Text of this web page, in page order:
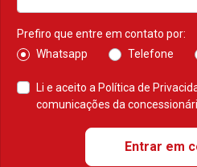
Prefiro que entre em contato por:
Whatsapp
Telefone
Li e aceito a Política de
comunicações da
Entrar em